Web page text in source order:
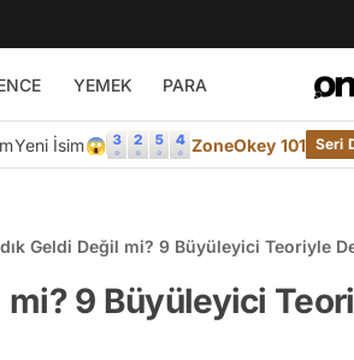
YEMEK PARA
Yeni İsim😱 ZoneOkey 101 Seri
Geldi Değil mi? 9 Büyüleyici Teoriyle
mi? 9 Büyüleyici